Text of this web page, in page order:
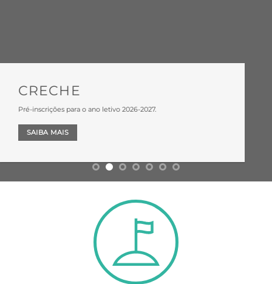
CRECHE
Pré-inscrições para o ano letivo 2026-2027.
SAIBA MAIS